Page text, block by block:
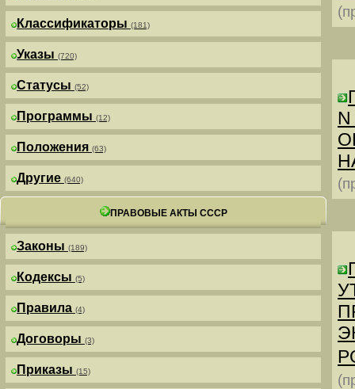
Классификаторы (181)
Указы (720)
Статусы (52)
Программы (12)
Положения (63)
Другие (640)
ПРАВОВЫЕ АКТЫ СССР
Законы (189)
Кодексы (5)
Правила (4)
Договоры (3)
Приказы (15)